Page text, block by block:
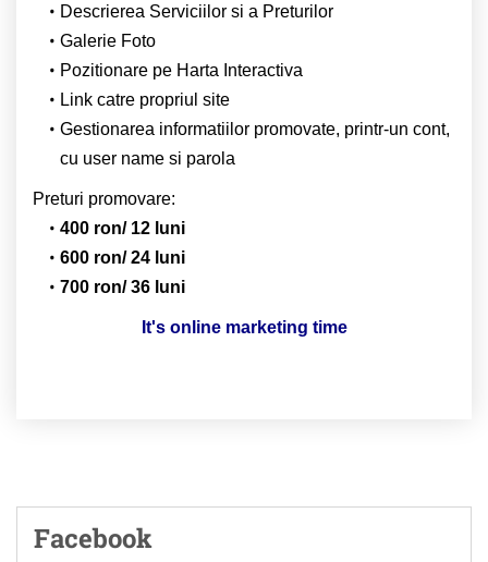
Descrierea Serviciilor si a Preturilor
Galerie Foto
Pozitionare pe Harta Interactiva
Link catre propriul site
Gestionarea informatiilor promovate, printr-un cont,
cu user name si parola
Preturi promovare:
400 ron/ 12 luni
600 ron/ 24 luni
700 ron/ 36 luni
It's online marketing time
Facebook